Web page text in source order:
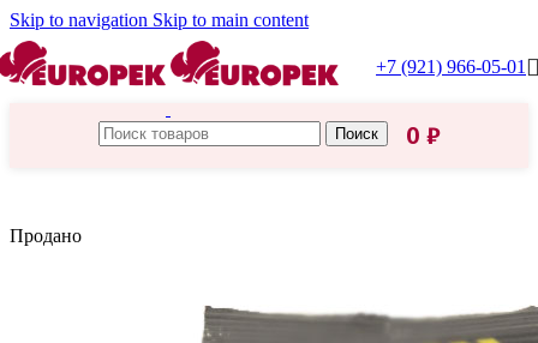
Skip to navigation Skip to main content
+7 (921) 966-05-01
Поиск 0 ₽
Продано